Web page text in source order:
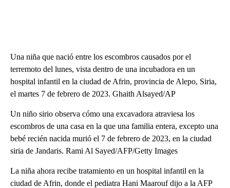
Una niña que nació entre los escombros causados por el
terremoto del lunes, vista dentro de una incubadora en un
hospital infantil en la ciudad de Afrin, provincia de Alepo, Siria,
el martes 7 de febrero de 2023. Ghaith Alsayed/AP
Un niño sirio observa cómo una excavadora atraviesa los
escombros de una casa en la que una familia entera, excepto una
bebé recién nacida murió el 7 de febrero de 2023, en la ciudad
siria de Jandaris. Rami Al Sayed/AFP/Getty Images
La niña ahora recibe tratamiento en un hospital infantil en la
ciudad de Afrin, donde el pediatra Hani Maarouf dijo a la AFP